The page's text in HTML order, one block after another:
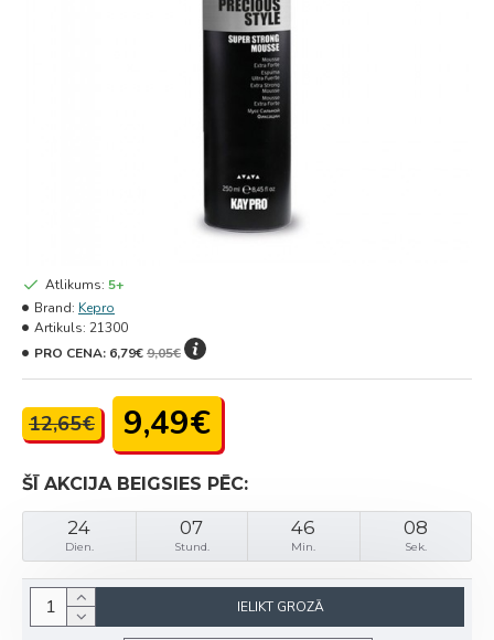
ŠĪ AKCIJA BEIGSIES PĒC:
24
Dien.
07
Stund.
46
Min.
08
Sek.
12,65€ 9,49€
Atlikums: 5+
Brand: Kepro
Artikuls: 21300
PRO CENA: 6,79€9,05€
IELIKT GROZĀ